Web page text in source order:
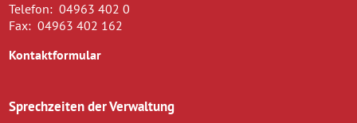
Telefon: 04963 402 0
Fax: 04963 402 162
Kontaktformular
Sprechzeiten der Verwaltung